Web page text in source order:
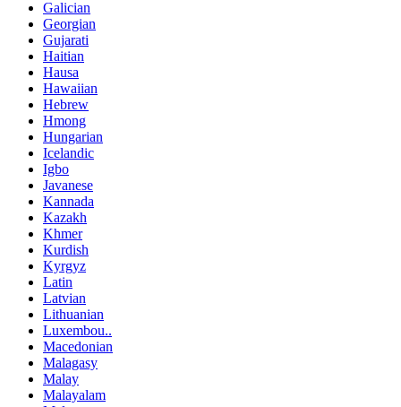
Galician
Georgian
Gujarati
Haitian
Hausa
Hawaiian
Hebrew
Hmong
Hungarian
Icelandic
Igbo
Javanese
Kannada
Kazakh
Khmer
Kurdish
Kyrgyz
Latin
Latvian
Lithuanian
Luxembou..
Macedonian
Malagasy
Malay
Malayalam